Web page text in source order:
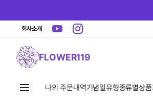
회사소개
FLOWER119
나의 주문내역기념일유형종류별상품